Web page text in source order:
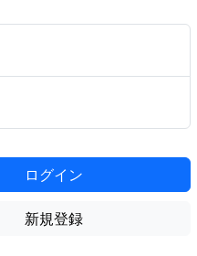
ログイン
新規登録